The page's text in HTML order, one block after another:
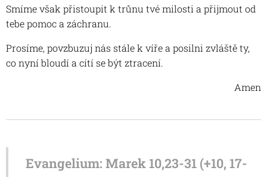
Smíme však přistoupit k trůnu tvé milosti a přijmout od
tebe pomoc a záchranu.
Prosíme, povzbuzuj nás stále k víře a posilni zvláště ty,
co nyní bloudí a cítí se být ztracení.
Amen
Evangelium: Marek 10,23-31 (+10, 17-